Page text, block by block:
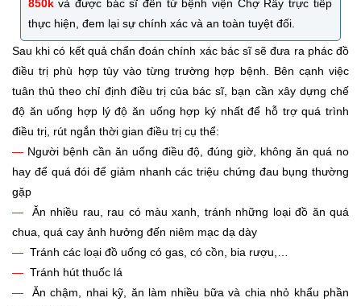
850kvà được bác sĩ đến từ bệnh viện Chợ Rẫy trực tiếp
thực hiện, đem lại sự chính xác và an toàn tuyệt đối.
Sau khi có kết quả chẩn đoán chính xác bác sĩ sẽ đưa ra phác đồ
điều trị phù hợp tùy vào từng trường hợp bệnh. Bên cạnh việc
tuân thủ theo chỉ định điều trị của bác sĩ, bạn cần xây dựng chế
độ ăn uống hợp lý độ ăn uống hợp ký nhất để hỗ trợ quá trình
điều trị, rút ngắn thời gian điều trị cụ thể:
— Người bệnh cần ăn uống điều độ, đúng giờ, không ăn quá no
hay để quá đói để giảm nhanh các triệu chứng đau bụng thường
gặp
—
Ăn nhiều rau, rau có màu xanh, tránh những loại đồ ăn quá
chua, quá cay ảnh hưởng đến niêm mạc dạ dày
— Tránh các loại đồ uống có gas, có cồn, bia rượu,…
— Tránh hút thuốc lá
—
Ăn chậm, nhai kỹ, ăn làm nhiều bữa và chia nhỏ khẩu phần